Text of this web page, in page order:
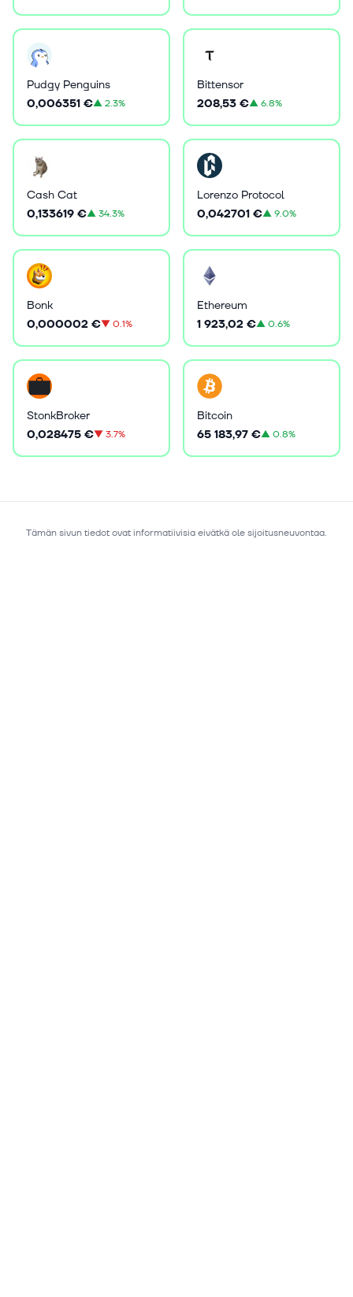
Pudgy Penguins
0,006351 €▲2.3%
Bittensor
208,53 €▲6.8%
Cash Cat
0,133619 €▲34.3%
Lorenzo Protocol
0,042701 €▲9.0%
Bonk
0,000002 €▼0.1%
Ethereum
1 923,02 €▲0.6%
StonkBroker
0,028475 €▼3.7%
Bitcoin
65 183,97 €▲0.8%
Tämän sivun tiedot ovat informatiivisia eivätkä ole sijoitusneuvontaa.